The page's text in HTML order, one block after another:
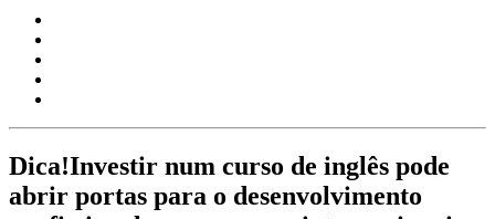
Dica!Investir num curso de inglês pode
abrir portas para o desenvolvimento